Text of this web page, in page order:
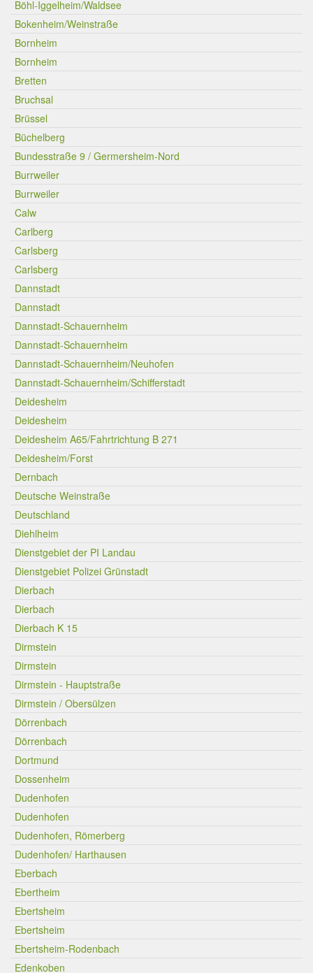
Böhl-Iggelheim/Waldsee
Bokenheim/Weinstraße
Bornheim
Bornheim
Bretten
Bruchsal
Brüssel
Büchelberg
Bundesstraße 9 / Germersheim-Nord
Burrweiler
Burrweiler
Calw
Carlberg
Carlsberg
Carlsberg
Dannstadt
Dannstadt
Dannstadt-Schauernheim
Dannstadt-Schauernheim
Dannstadt-Schauernheim/Neuhofen
Dannstadt-Schauernheim/Schifferstadt
Deidesheim
Deidesheim
Deidesheim A65/Fahrtrichtung B 271
Deidesheim/Forst
Dernbach
Deutsche Weinstraße
Deutschland
Diehlheim
Dienstgebiet der PI Landau
Dienstgebiet Polizei Grünstadt
Dierbach
Dierbach
Dierbach K 15
Dirmstein
Dirmstein
Dirmstein - Hauptstraße
Dirmstein / Obersülzen
Dörrenbach
Dörrenbach
Dortmund
Dossenheim
Dudenhofen
Dudenhofen
Dudenhofen, Römerberg
Dudenhofen/ Harthausen
Eberbach
Ebertheim
Ebertsheim
Ebertsheim
Ebertsheim-Rodenbach
Edenkoben